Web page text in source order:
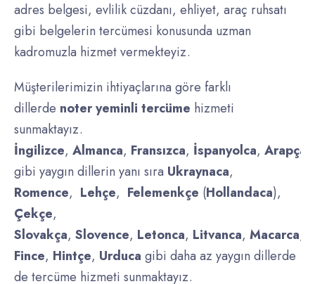
adres belgesi, evlilik cüzdanı, ehliyet, araç ruhsatı
gibi belgelerin tercümesi konusunda uzman
kadromuzla hizmet vermekteyiz.
Müşterilerimizin ihtiyaçlarına göre farklı
dillerde noter yeminli tercüme hizmeti
sunmaktayız.
İngilizce, Almanca, Fransızca, İspanyolca, Arapça
gibi yaygın dillerin yanı sıra Ukraynaca,
Romence, Lehçe, Felemenkçe (Hollandaca),
Çekçe,
Slovakça, Slovence, Letonca, Litvanca, Macarca,
Fince, Hintçe, Urduca gibi daha az yaygın dillerde
de tercüme hizmeti sunmaktayız.